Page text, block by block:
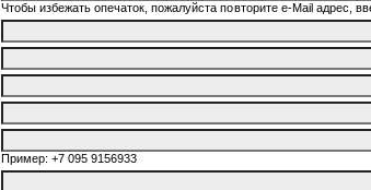
Чтобы избежать опечаток, пожалуйста повторите e-Mail адрес,
Пример: +7 095 9156933